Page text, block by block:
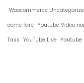
Woocommerce
come fare Youtube Video
Task YouTube Live Youtube